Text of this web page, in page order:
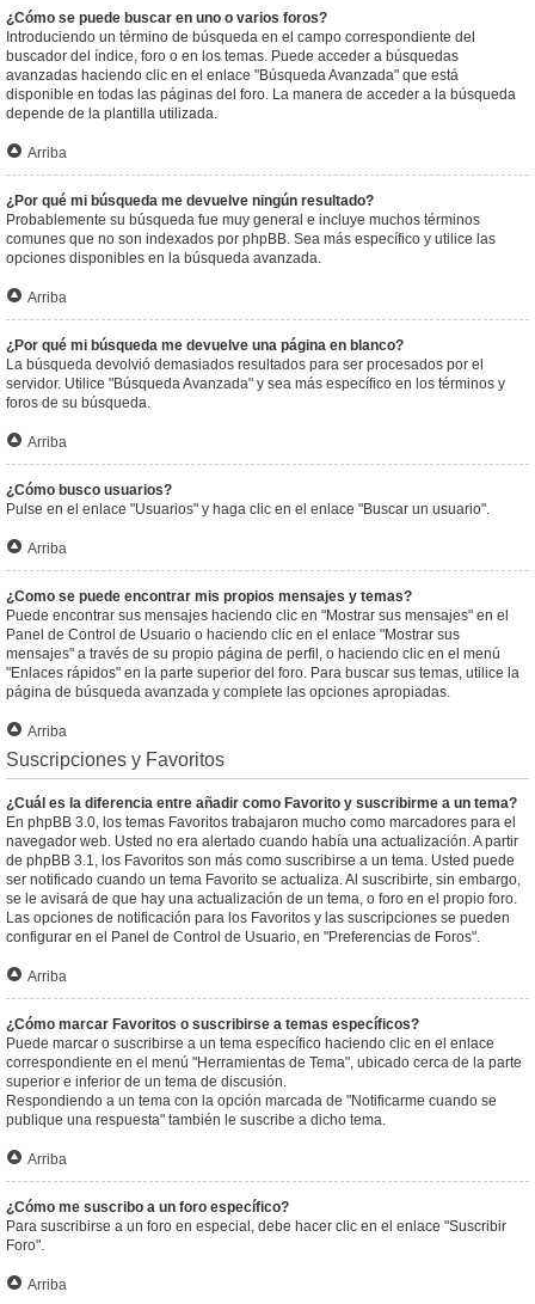
¿Cómo se puede buscar en uno o varios foros?
Introduciendo un término de búsqueda en el campo correspondiente del
buscador del índice, foro o en los temas. Puede acceder a búsquedas
avanzadas haciendo clic en el enlace "Búsqueda Avanzada" que está
disponible en todas las páginas del foro. La manera de acceder a la búsqueda
depende de la plantilla utilizada.
Arriba
¿Por qué mi búsqueda me devuelve ningún resultado?
Probablemente su búsqueda fue muy general e incluye muchos términos
comunes que no son indexados por phpBB. Sea más específico y utilice las
opciones disponibles en la búsqueda avanzada.
Arriba
¿Por qué mi búsqueda me devuelve una página en blanco?
La búsqueda devolvió demasiados resultados para ser procesados por el
servidor. Utilice "Búsqueda Avanzada" y sea más específico en los términos y
foros de su búsqueda.
Arriba
¿Cómo busco usuarios?
Pulse en el enlace "Usuarios" y haga clic en el enlace "Buscar un usuario".
Arriba
¿Como se puede encontrar mis propios mensajes y temas?
Puede encontrar sus mensajes haciendo clic en "Mostrar sus mensajes" en el
Panel de Control de Usuario o haciendo clic en el enlace "Mostrar sus
mensajes" a través de su propio página de perfil, o haciendo clic en el menú
"Enlaces rápidos" en la parte superior del foro. Para buscar sus temas, utilice la
página de búsqueda avanzada y complete las opciones apropiadas.
Arriba
Suscripciones y Favoritos
¿Cuál es la diferencia entre añadir como Favorito y suscribirme a un tema?
En phpBB 3.0, los temas Favoritos trabajaron mucho como marcadores para el
navegador web. Usted no era alertado cuando había una actualización. A partir
de phpBB 3.1, los Favoritos son más como suscribirse a un tema. Usted puede
ser notificado cuando un tema Favorito se actualiza. Al suscribirte, sin embargo,
se le avisará de que hay una actualización de un tema, o foro en el propio foro.
Las opciones de notificación para los Favoritos y las suscripciones se pueden
configurar en el Panel de Control de Usuario, en "Preferencias de Foros".
Arriba
¿Cómo marcar Favoritos o suscribirse a temas específicos?
Puede marcar o suscribirse a un tema específico haciendo clic en el enlace
correspondiente en el menú "Herramientas de Tema", ubicado cerca de la parte
superior e inferior de un tema de discusión.
Respondiendo a un tema con la opción marcada de "Notificarme cuando se
publique una respuesta" también le suscribe a dicho tema.
Arriba
¿Cómo me suscribo a un foro específico?
Para suscribirse a un foro en especial, debe hacer clic en el enlace "Suscribir
Foro".
Arriba